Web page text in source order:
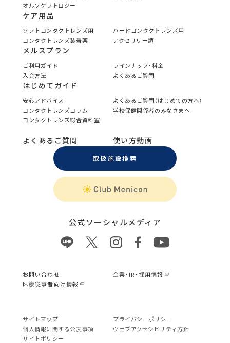
オルソケラトロジー
ケア用品
ソフトコンタクトレンズ用
ハードコンタクトレンズ用
コンタクトレンズ装着薬
アクセサリー類
メルスプラン
ご利用ガイド
ラインナップ・料金
入会方法
よくあるご質問
はじめてガイド
安心アドバイス
よくあるご質問（はじめての方へ）
コンタクトレンズコラム
学校保健関係者のみなさまへ
コンタクトレンズ総合資料室
よくあるご質問 使い方動画
取扱施設検索
公式ソーシャルメディア
お問い合わせ
企業・IR・採用情報
医療従事者向け情報
サイトマップ
プライバシーポリシー
個⼈情報に関する公表事項
ウェブアクセシビリティ方針
サイトポリシー